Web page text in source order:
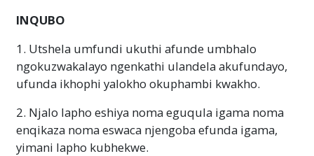
INQUBO
1. Utshela umfundi ukuthi afunde umbhalo
ngokuzwakalayo ngenkathi ulandela akufundayo,
ufunda ikhophi yalokho okuphambi kwakho.
2. Njalo lapho eshiya noma eguqula igama noma
enqikaza noma eswaca njengoba efunda igama,
yimani lapho kubhekwe.